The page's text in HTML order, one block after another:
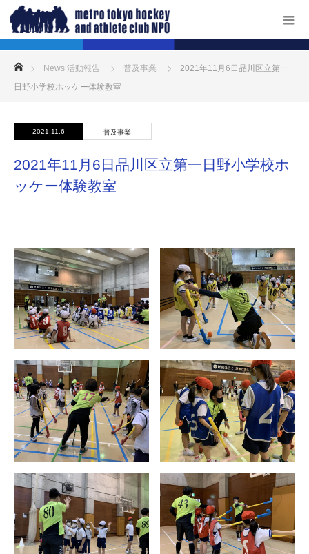
ホーム
News 活動報告 普及事業
2021年11月6日品川区立第一
日野小学校ホッケー体験教室
2021.11.6 普及事業
2021年11月6日品川区立第一日野小学校ホ
ッケー体験教室